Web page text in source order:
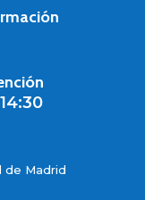
de Madrid